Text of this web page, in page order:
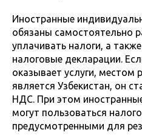
Иностранные
обязаны самостоятельно
уплачивать налоги, а
налоговые декларации.
оказывает услуги, местом
является Узбекистан, он
НДС. При этом
могут пользоваться
предусмотренными для